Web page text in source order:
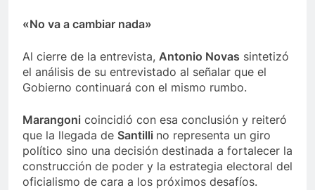
«No va a cambiar nada»
Al cierre de la entrevista, Antonio Novas sintetizó
el análisis de su entrevistado al señalar que el
Gobierno continuará con el mismo rumbo.
Marangoni coincidió con esa conclusión y reiteró
que la llegada de Santilli no representa un giro
político sino una decisión destinada a fortalecer la
construcción de poder y la estrategia electoral del
oficialismo de cara a los próximos desafíos.